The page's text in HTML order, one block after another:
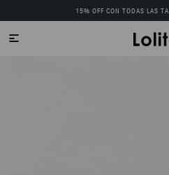
15% OFF CON TODAS LAS
